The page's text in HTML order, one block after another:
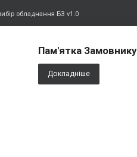
обладнання БЗ v1.0
Пам'ятка
Докладніше